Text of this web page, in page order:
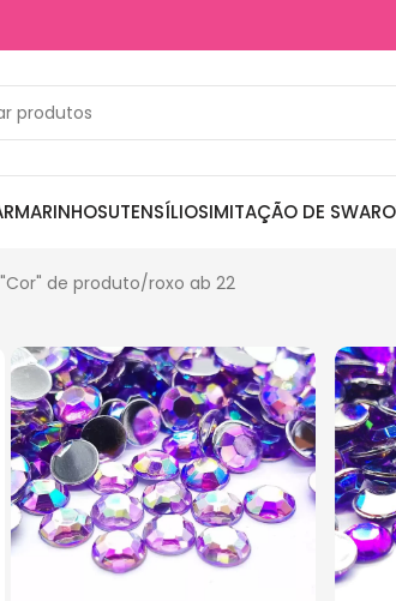
UTENSÍLIOSIMITAÇÃO DE
de produto roxo ab 22